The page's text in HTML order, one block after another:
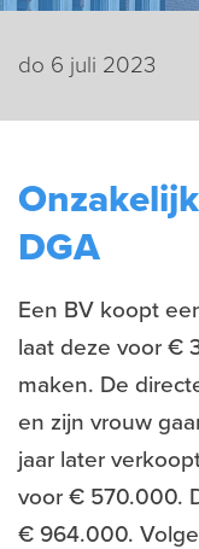
do 6 juli 2023
DGA
Een BV koopt
laat deze voor €
maken. De
en zijn vrouw
jaar later
voor € 570.000.
€ 964.000.